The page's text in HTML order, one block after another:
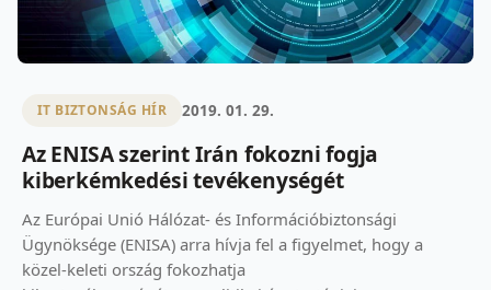
IT BIZTONSÁG HÍR 2019. 01. 29.
Az ENISA szerint Irán fokozni fogja
kiberkémkedési tevékenységét
Az Európai Unió Hálózat- és Információbiztonsági
Ügynöksége (ENISA) arra hívja fel a figyelmet, hogy a
közel-keleti ország fokozhatja